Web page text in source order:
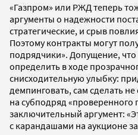
«Газпром» или РЖД теперь
аргументы о надежности
стратегические, и срыв
Поэтому контракты могут
подрядчики». Допущение,
определить в ходе
снисходительную улыбку:
демпинговать, сам сделать
на субподряд «проверенного
заключительный аргумент:
с карандашами на аукционе